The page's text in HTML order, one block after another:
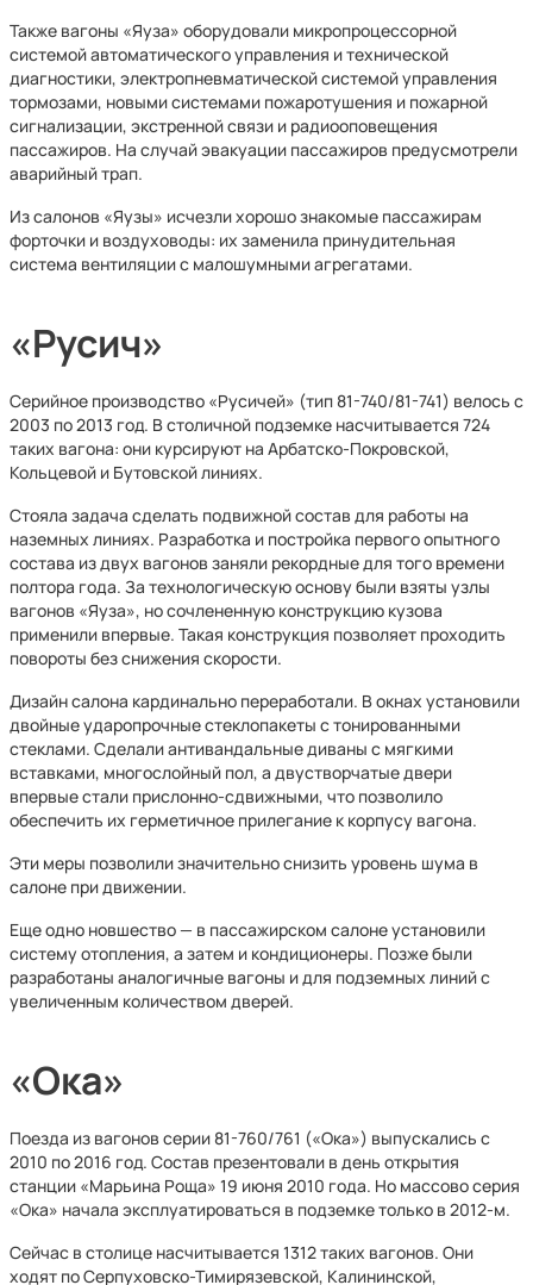
Также вагоны «Яуза» оборудовали микропроцессорной
системой автоматического управления и технической
диагностики, электропневматической системой управления
тормозами, новыми системами пожаротушения и пожарной
сигнализации, экстренной связи и радиооповещения
пассажиров. На случай эвакуации пассажиров предусмотрели
аварийный трап.
Из салонов «Яузы» исчезли хорошо знакомые пассажирам
форточки и воздуховоды: их заменила принудительная
система вентиляции с малошумными агрегатами.
«Русич»
Серийное производство «Русичей» (тип 81-740/81-741) велось с
2003 по 2013 год. В столичной подземке насчитывается 724
таких вагона: они курсируют на Арбатско-Покровской,
Кольцевой и Бутовской линиях.
Стояла задача сделать подвижной состав для работы на
наземных линиях. Разработка и постройка первого опытного
состава из двух вагонов заняли рекордные для того времени
полтора года. За технологическую основу были взяты узлы
вагонов «Яуза», но сочлененную конструкцию кузова
применили впервые. Такая конструкция позволяет проходить
повороты без снижения скорости.
Дизайн салона кардинально переработали. В окнах установили
двойные ударопрочные стеклопакеты с тонированными
стеклами. Сделали антивандальные диваны с мягкими
вставками, многослойный пол, а двустворчатые двери
впервые стали прислонно-сдвижными, что позволило
обеспечить их герметичное прилегание к корпусу вагона.
Эти меры позволили значительно снизить уровень шума в
салоне при движении.
Еще одно новшество — в пассажирском салоне установили
систему отопления, а затем и кондиционеры. Позже были
разработаны аналогичные вагоны и для подземных линий с
увеличенным количеством дверей.
«Ока»
Поезда из вагонов серии 81-760/761 («Ока») выпускались с
2010 по 2016 год. Состав презентовали в день открытия
станции «Марьина Роща» 19 июня 2010 года. Но массово серия
«Ока» начала эксплуатироваться в подземке только в 2012-м.
Сейчас в столице насчитывается 1312 таких вагонов. Они
ходят по Серпуховско-Тимирязевской, Калининской,